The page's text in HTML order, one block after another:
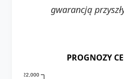
gwarancją
PROGNOZY
22,000